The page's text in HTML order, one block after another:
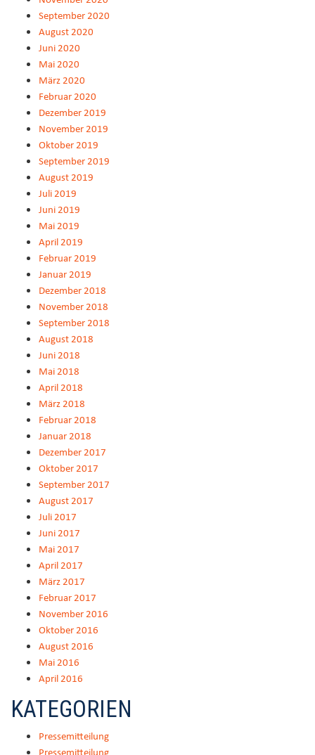
September 2020
August 2020
Juni 2020
Mai 2020
März 2020
Februar 2020
Dezember 2019
November 2019
Oktober 2019
September 2019
August 2019
Juli 2019
Juni 2019
Mai 2019
April 2019
Februar 2019
Januar 2019
Dezember 2018
November 2018
September 2018
August 2018
Juni 2018
Mai 2018
April 2018
März 2018
Februar 2018
Januar 2018
Dezember 2017
Oktober 2017
September 2017
August 2017
Juli 2017
Juni 2017
Mai 2017
April 2017
März 2017
Februar 2017
November 2016
Oktober 2016
August 2016
Mai 2016
April 2016
KATEGORIEN
Pressemitteilung
Pressemitteilung